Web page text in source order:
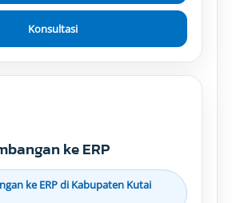
Konsultasi
ke ERP
ke ERP di Kabupaten Kutai